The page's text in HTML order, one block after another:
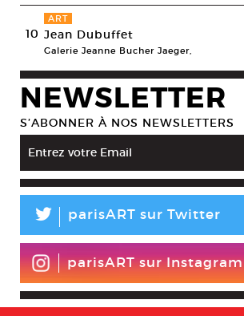
10
ART
Jean Dubuffet
Galerie Jeanne Bucher Jaeger,
NEWSLETTER
S’ABONNER À NOS NEWSLETTERS
L parisART sur Twitter
parisART sur Instagram